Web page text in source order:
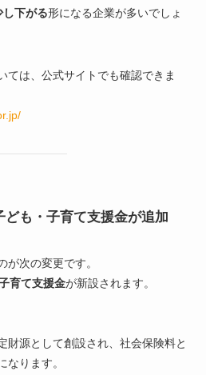
下がる形になる企業が多いでしょ
ては、公式サイトでも確認できま
も・子育て支援金が追加
が次の変更です。
育て支援金が新設されます。
財源として創設され、社会保険料と
なります。